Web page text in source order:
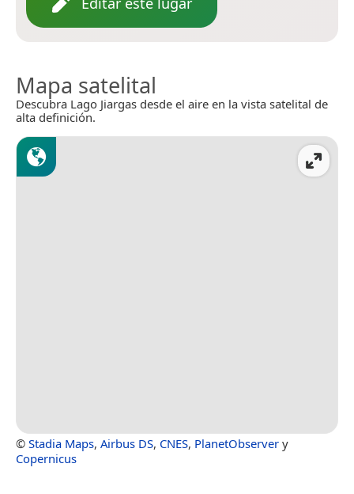
Mapa satelital
Descubra Lago Jiargas desde el aire en la vista satelital de
alta definición.
© Stadia Maps, Airbus DS, CNES, PlanetObserver y
Copernicus